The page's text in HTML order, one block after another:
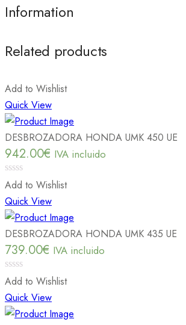
Information
Related products
Add to Wishlist
Quick View
DESBROZADORA HONDA UMK 450 UE
942.00€ IVA incluido
0
out
of
5
Add to Wishlist
Quick View
DESBROZADORA HONDA UMK 435 UE
739.00€ IVA incluido
0
out
of
5
Add to Wishlist
Quick View